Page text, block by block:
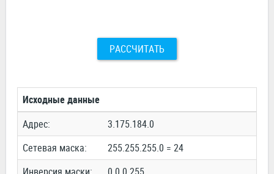
РАССЧИТАТЬ
Исходные данные
Адрес:
3.175.184.0
Сетевая маска:
255.255.255.0 = 24